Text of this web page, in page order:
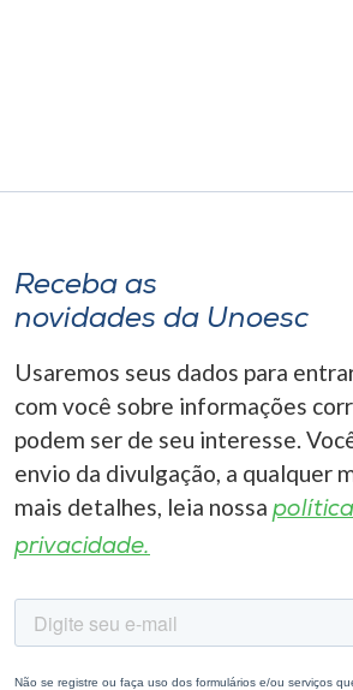
Receba as
novidades da Unoesc
Usaremos seus dados para
com você sobre informações
podem ser de seu interesse.
envio da divulgação, a qualquer
mais detalhes, leia nossa
privacidade.